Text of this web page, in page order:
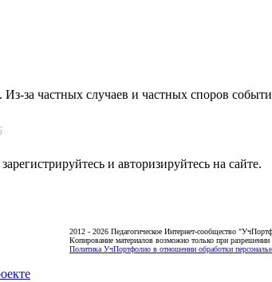
Из-за частных случаев и частных споров
и авторизируйтесь на сайте.
2012 - 2026 Педагогическое Интернет-сообщество
Копирование материалов возможно только при разрешении
Политика УчПортфолио в отношении обработки